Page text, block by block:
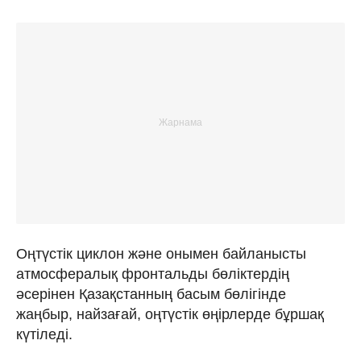
Оңтүстік циклон және онымен байланысты
атмосфералық фронтальды бөліктердің
әсерінен Қазақстанның басым бөлігінде
жаңбыр, найзағай, оңтүстік өңірлерде бұршақ
күтіледі.